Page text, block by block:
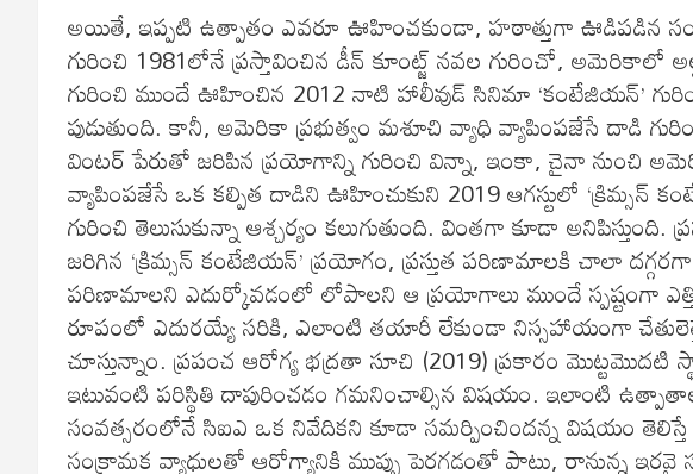
అయితే, ఇప్పటి ఉత్పాతం ఎవరూ ఊహించకుండా, హఠాత్తుగా ఊడిపడిన
గురించి 1981లోనే ప్రస్తావించిన డీన్ కూంట్జ్ నవల గురించో, అమెరికాలో
గురించి ముందే ఊహించిన 2012 నాటి హాలీవుడ్ సినిమా ‘కంటేజియన్’
పుడుతుంది. కానీ, అమెరికా ప్రభుత్వం మశూచి వ్యాధి వ్యాపింపజేసే దాడి
వింటర్ పేరుతో జరిపిన ప్రయోగాన్ని గురించి విన్నా, ఇంకా, చైనా నుంచి
వ్యాపింపజేసే ఒక కల్పిత దాడిని ఊహించుకుని 2019 ఆగస్టులో ‘క్రిమ్సన్
గురించి తెలుసుకున్నా ఆశ్చర్యం కలుగుతుంది. వింతగా కూడా
జరిగిన ‘క్రిమ్సన్ కంటేజియన్’ ప్రయోగం, ప్రస్తుత పరిణామాలకి చాలా
పరిణామాలని ఎదుర్కోవడంలో లోపాలని ఆ ప్రయోగాలు ముందే స్పష్టంగా
రూపంలో ఎదురయ్యే సరికి, ఎలాంటి తయారీ లేకుండా నిస్సహాయంగా
చూస్తున్నాం. ప్రపంచ ఆరోగ్య భద్రతా సూచి (2019) ప్రకారం
ఇటువంటి పరిస్థితి దాపురించడం గమనించాల్సిన విషయం. ఇలాంటి
సంవత్సరంలోనే సిఐఎ ఒక నివేదికని కూడా సమర్పించిందన్న విషయం
సంక్రామక వ్యాధులతో ఆరోగ్యానికి ముప్పు పెరగడంతో పాటు, రానున్న